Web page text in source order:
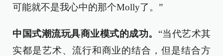
可能就不是我心中的那个Molly了。”
中国式潮流玩具商业模式的成功。 “当代艺术其
实都是艺术、流行和商业的结合，但是结合方